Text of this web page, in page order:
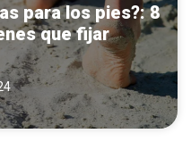
para los pies?: 8
que fijar